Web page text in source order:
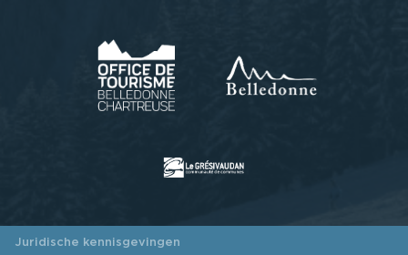
Juridische kennisgevingen